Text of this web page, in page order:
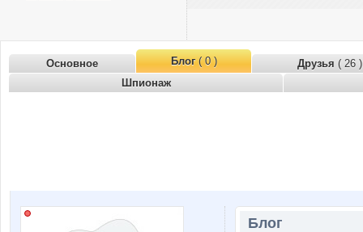
Основное Блог( 0 ) Друзья ( 26 )
Шпионаж
Блог